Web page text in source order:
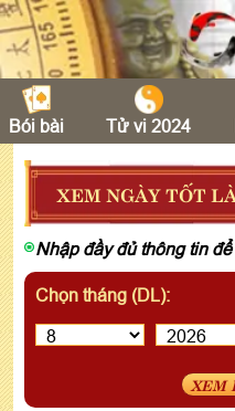
Bói bài Tử vi 2024
XEM NGÀY TỐT
Nhập đầy đủ thông tin
Chọn tháng (DL):
XEM